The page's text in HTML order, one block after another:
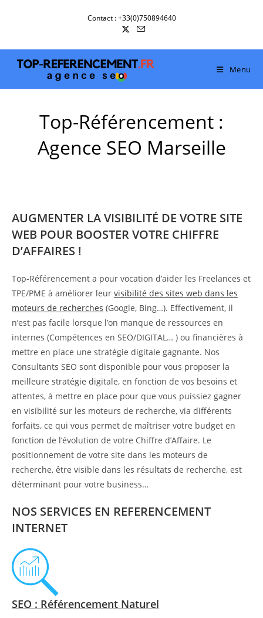
Contact : +33(0)750894640
Menu
Top-Référencement :
Agence SEO Marseille
AUGMENTER LA VISIBILITÉ DE VOTRE SITE
WEB POUR BOOSTER VOTRE CHIFFRE
D’AFFAIRES !
Top-Référencement a pour vocation d’aider les Freelances et
TPE/PME à améliorer leur visibilité des sites web dans les
moteurs de recherches (Google, Bing…). Effectivement, il
n’est pas facile lorsque l’on manque de ressources en
internes (Compétences en SEO/DIGITAL… ) ou financières à
mettre en place une stratégie digitale gagnante. Nos
Consultants SEO sont disponible pour vous proposer la
meilleure stratégie digitale, en fonction de vos besoins et
attentes, à mettre en place pour que vous puissiez gagner
en visibilité sur les moteurs de recherche, via différents
forfaits, ce qui vous permet de maîtriser votre budget en
fonction de l’évolution de votre Chiffre d’Affaire. Le
positionnement de votre site dans les moteurs de
recherche, être visible dans les résultats de recherche, est
déterminant pour votre business…
NOS SERVICES EN REFERENCEMENT
INTERNET
SEO : Référencement Naturel